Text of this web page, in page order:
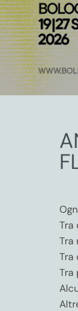
Tra
Tra
Tra
Tra